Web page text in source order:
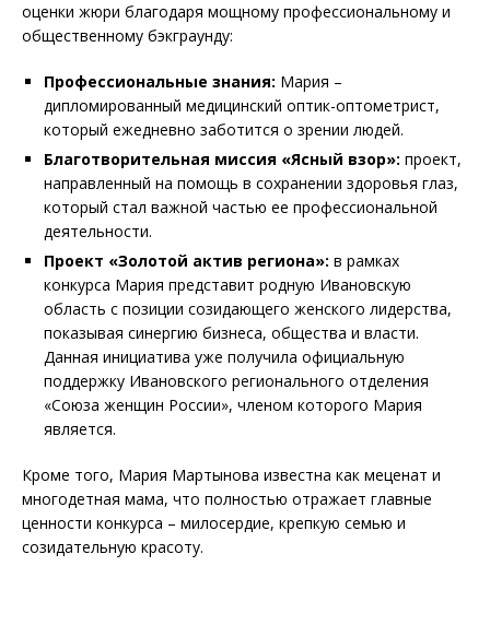
оценки жюри благодаря мощному профессиональному и
общественному бэкграунду:
Профессиональные знания: Мария –
дипломированный медицинский оптик-оптометрист,
который ежедневно заботится о зрении людей.
Благотворительная миссия «Ясный взор»: проект,
направленный на помощь в сохранении здоровья глаз,
который стал важной частью ее профессиональной
деятельности.
Проект «Золотой актив региона»: в рамках
конкурса Мария представит родную Ивановскую
область с позиции созидающего женского лидерства,
показывая синергию бизнеса, общества и власти.
Данная инициатива уже получила официальную
поддержку Ивановского регионального отделения
«Союза женщин России», членом которого Мария
является.
Кроме того, Мария Мартынова известна как меценат и
многодетная мама, что полностью отражает главные
ценности конкурса – милосердие, крепкую семью и
созидательную красоту.